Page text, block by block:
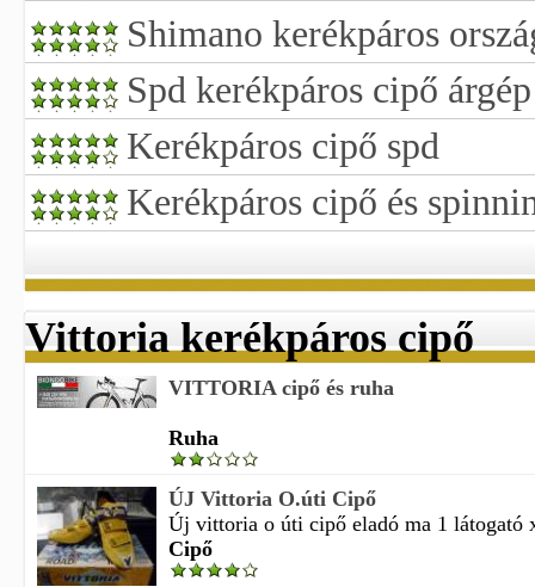
Shimano kerékpáros
Spd kerékpáros cipő árgép
Kerékpáros cipő spd
Kerékpáros cipő és
Vittoria kerékpáros cipő
VITTORIA cipő és ruha
Ruha
ÚJ Vittoria O.úti Cipő
Új vittoria o úti cipő eladó ma 1 látogató
Cipő